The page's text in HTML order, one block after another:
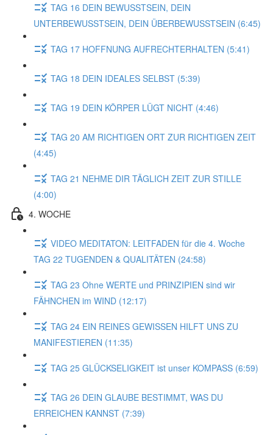
TAG 16 DEIN BEWUSSTSEIN, DEIN
UNTERBEWUSSTSEIN, DEIN ÜBERBEWUSSTSEIN (6:45)
TAG 17 HOFFNUNG AUFRECHTERHALTEN (5:41)
TAG 18 DEIN IDEALES SELBST (5:39)
TAG 19 DEIN KÖRPER LÜGT NICHT (4:46)
TAG 20 AM RICHTIGEN ORT ZUR RICHTIGEN ZEIT
(4:45)
TAG 21 NEHME DIR TÄGLICH ZEIT ZUR STILLE
(4:00)
4. WOCHE
VIDEO MEDITATON: LEITFADEN für die 4. Woche
TAG 22 TUGENDEN & QUALITÄTEN (24:58)
TAG 23 Ohne WERTE und PRINZIPIEN sind wir
FÄHNCHEN im WIND (12:17)
TAG 24 EIN REINES GEWISSEN HILFT UNS ZU
MANIFESTIEREN (11:35)
TAG 25 GLÜCKSELIGKEIT ist unser KOMPASS (6:59)
TAG 26 DEIN GLAUBE BESTIMMT, WAS DU
ERREICHEN KANNST (7:39)